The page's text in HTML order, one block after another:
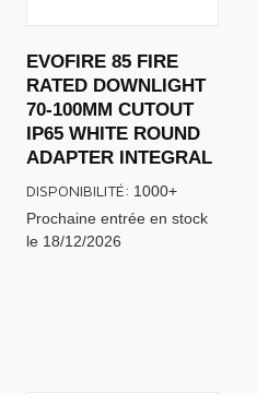
EVOFIRE 85 FIRE
RATED DOWNLIGHT
70-100MM CUTOUT
IP65 WHITE ROUND
ADAPTER INTEGRAL
Prochaine entrée en stock
le 18/12/2026
DISPONIBILITÉ: 1000+